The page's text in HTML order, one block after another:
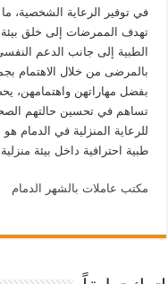
في توفير الرعاية
تهدف الممرضات إلى خلق
الطبية إلى جانب الدعم
بالمرضى من خلال الاهتمام
بفضل مهاراتهن واهتمامهن،
تساهم في تحسين حالتهم
للرعاية المنزلية في الدمام
طبية احترافية داخل بيئة
مكتب عاملات بالشهر الدمام